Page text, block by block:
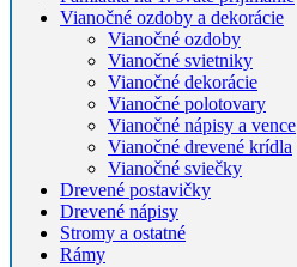
Vianočné ozdoby a dekorácie
Vianočné ozdoby
Vianočné svietniky
Vianočné dekorácie
Vianočné polotovary
Vianočné nápisy a vence
Vianočné drevené krídla
Vianočné sviečky
Drevené postavičky
Drevené nápisy
Stromy a ostatné
Rámy